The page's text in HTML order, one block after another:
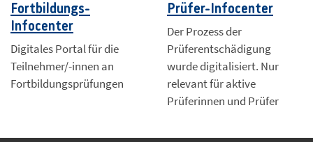
Fortbildungs-
Infocenter
Digitales Portal für die
Teilnehmer/-innen an
Fortbildungsprüfungen
Prüfer-Infocenter
Der Prozess der
Prüferentschädigung
wurde digitalisiert. Nur
relevant für aktive
Prüferinnen und Prüfer